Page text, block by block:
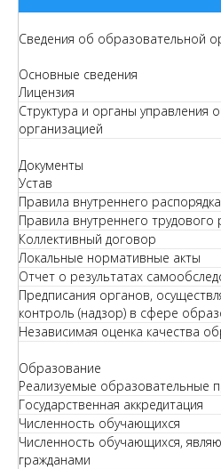
Сведения об образовательной
Основные сведения
Лицензия
Структура и органы управления
организацией
Документы
Устав
Правила внутреннего
Правила внутреннего трудового
Коллективный договор
Локальные нормативные акты
Отчет о результатах
Предписания органов,
контроль (надзор) в сфере
Независимая оценка качества
Образование
Реализуемые образовательные
Государственная аккредитация
Численность обучающихся
Численность обучающихся,
гражданами